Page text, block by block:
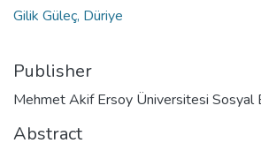
Gilik Güleç, Düriye
Publisher
Mehmet Akif Ersoy Üniversitesi Sosyal
Abstract